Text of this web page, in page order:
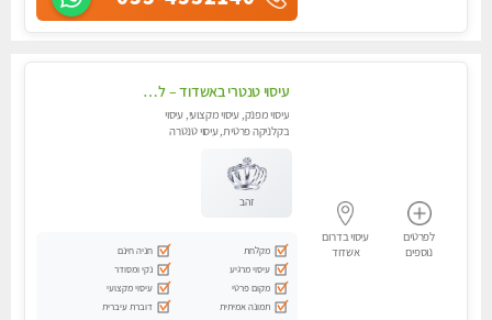
לפרטים
נוספים
עיסוי בדרום
אשדוד
עיסוי טנטרי באשדוד – לא מה שחשבת הרבה יותר ממה שדמיינת
עיסוי מפנק, עיסוי מקצועי, עיסוי
בקלניקה פרטית, עיסוי טנטרה
זהב
מקלחת
חניה חינם
עיסוי מרגיע
נקי ומסודר
מקום פרטי
עיסוי מקצועי
תמונה אמיתית
דוברת עיברית